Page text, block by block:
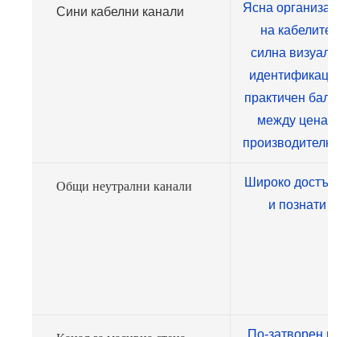
Сини кабелни канали
Ясна организация
на кабелите,
силна визуална
идентификация,
практичен баланс
между цена и
производителност
Общи неутрални канали
Широко достъпни
и познати
По-затворен път